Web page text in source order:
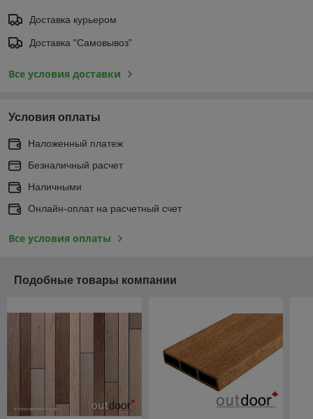
Доставка курьером
Доставка "Самовывоз"
Все условия доставки
Условия оплаты
Наложенный платеж
Безналичный расчет
Наличными
Онлайн-оплат на расчетный счет
Все условия оплаты
Подобные товары компании